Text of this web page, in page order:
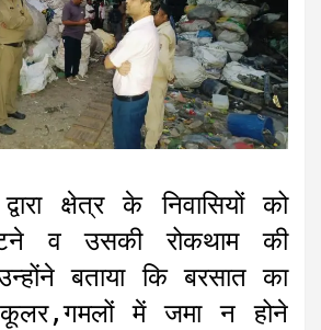
क्षेत्र के निवासियों को
व उसकी रोकथाम की
बताया कि बरसात का
कूलर,गमलों में जमा न होने